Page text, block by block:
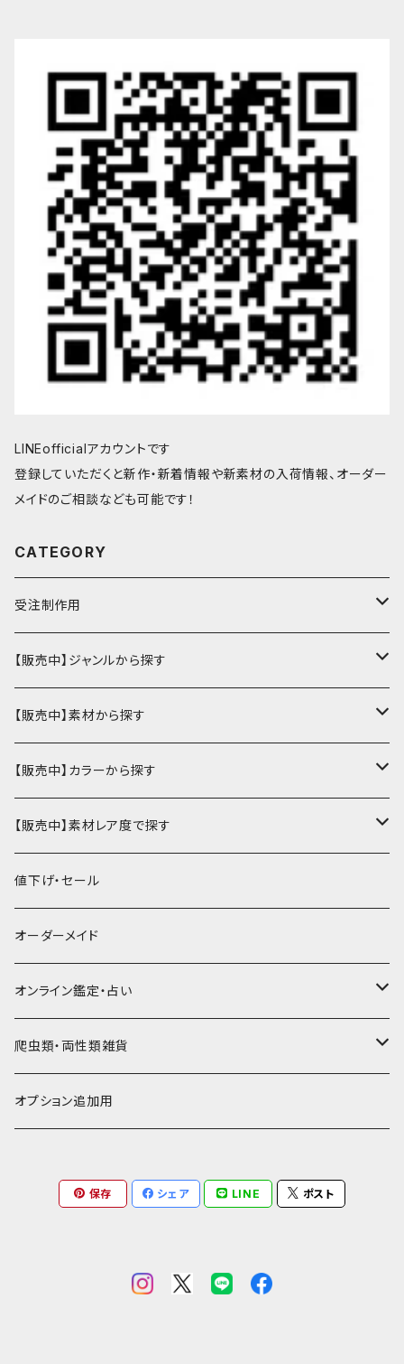
LINEofficialアカウントです
登録していただくと新作・新着情報や新素材の入荷情報、オーダー
メイドのご相談なども可能です！
CATEGORY
受注制作用
財布・小銭入れ
ミニ財布
ハーフ・二つ折り財布
通帳ケース
名刺入れ・定期入れ
カードケース・名刺入れ
パスケース・定期入れ
ミニチュア・雑貨
ミニチュア
雑貨
キーケース・キーホルダー
キーケース
キーホルダー
その他革小物
コンドームケース
チュッパチャップスホルダー
タロットカードケース
もむのふの爬虫類グッズ屋さん
お名前カード
【販売中】ジャンルから探す
カードケース・名刺入れ
カードケース
レギュラー名刺入れ
ビジネスバッグ型名刺入れ
パスケース・定期入れ
パスケース
切符・回数券ケース
財布・小銭入れ
ミニ財布
二つ折り・ハーフ財布
一万円以下の財布
キーケース・キーホルダー
キーケース
キーホルダー
その他ケース
ペンケース
ようかんホルダー
コンドームケース
ミニチュア・雑貨
ミニチュアブーツ
ミニチュアキャスケット
ミニチュア革の鎧
その他革小物
ソフトレザーポーチ
パッチワーク・つぎはぎ
金運アップ
【販売中】素材から探す
牛革
牛ヌメ
その他牛革
豚革
豚ヌメ
豚スエード
ヤギ革
ヤギヌメ
その他ヤギ革
羊革
馬革
馬ヌメ
コードバン
バッファロー革
駱駝革
ダイヤモンドパイソン
【販売中】カラーから探す
ナチュラル（染色なし）
白系
黒系
茶系
こげ茶系
赤系
【販売中】素材レア度で探す
★★☆☆☆☆ 流通数、人気あり
★★★☆☆☆ 流通数少ない
★★★★☆☆ 希少素材、高価
★★★★★☆ かなりレア素材、高価！
★★★★★★ 最高ランク激レア高額素材！
値下げ・セール
オーダーメイド
オンライン鑑定・占い
タロット占い
ルーン占い
爬虫類・両性類雑貨
アイテムジャンルから探す
マグネット
フトアゴヒゲトカゲ
オプション追加用
保存 シェア LINE ポスト